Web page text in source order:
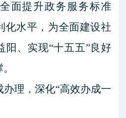
面提升政务服务标准
化水平，为全面建设社
阳、实现“十五五”良好
办理，深化“高效办成一